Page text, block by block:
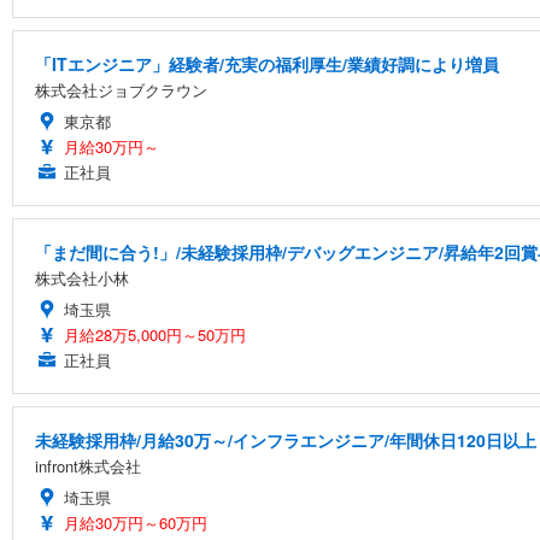
「ITエンジニア」経験者/充実の福利厚生/業績好調により増員
株式会社ジョブクラウン
東京都
月給30万円～
正社員
「まだ間に合う!」/未経験採用枠/デバッグエンジニア/昇給年2回
株式会社小林
埼玉県
月給28万5,000円～50万円
正社員
未経験採用枠/月給30万～/インフラエンジニア/年間休日120日以上
infront株式会社
埼玉県
月給30万円～60万円